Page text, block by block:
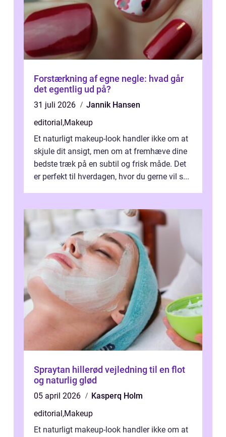
Forstærkning af egne negle: hvad går
det egentlig ud på?
31 juli 2026
Jannik Hansen
editorial ,Makeup
Et naturligt makeup-look handler ikke om at
skjule dit ansigt, men om at fremhæve dine
bedste træk på en subtil og frisk måde. Det
er perfekt til hverdagen, hvor du gerne vil s...
Spraytan hillerød vejledning til en flot
og naturlig glød
05 april 2026
Kasperq Holm
editorial ,Makeup
Et naturligt makeup-look handler ikke om at